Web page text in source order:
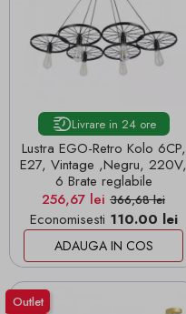
Livrare in 24 ore
Lustra EGO-Retro Kolo 6CP,
E27, Vintage ,Negru, 220V,
6 Brate reglabile
Pret
256,67 lei Pret de baza
366,68 lei
Economisesti 110.00 lei
ADAUGA IN COS
Outlet